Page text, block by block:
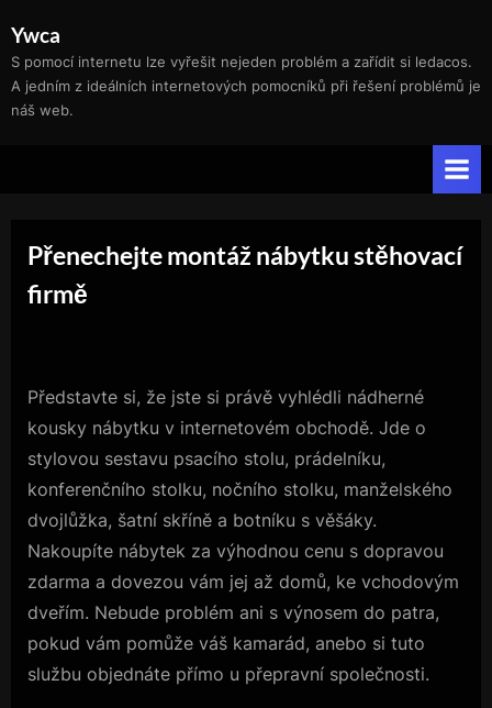
content
Ywca
S pomocí internetu lze vyřešit nejeden problém a zařídit si ledacos.
A jedním z ideálních internetových pomocníků při řešení problémů je
náš web.
Přenechejte montáž nábytku stěhovací
firmě
Představte si, že jste si právě vyhlédli nádherné
kousky nábytku v internetovém obchodě. Jde o
stylovou sestavu psacího stolu, prádelníku,
konferenčního stolku, nočního stolku, manželského
dvojlůžka, šatní skříně a botníku s věšáky.
Nakoupíte nábytek za výhodnou cenu s dopravou
zdarma a dovezou vám jej až domů, ke vchodovým
dveřím. Nebude problém ani s výnosem do patra,
pokud vám pomůže váš kamarád, anebo si tuto
službu objednáte přímo u přepravní společnosti.